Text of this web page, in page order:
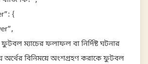
{
ম্যাচের ফলাফল বা নির্দিষ্ট ঘটনার
অর্থের বিনিময়ে অংশগ্রহণ করাকে ফুটবল